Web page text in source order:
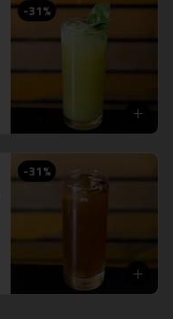
-31%
-31%